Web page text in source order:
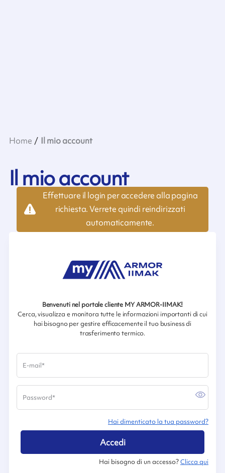
Home Il mio account
Il mio account
Effettuare il login per accedere alla pagina
richiesta. Verrete quindi reindirizzati
automaticamente.
Benvenuti nel portale cliente MY ARMOR-IIMAK!
Cerca, visualizza e monitora tutte le informazioni importanti di cui
hai bisogno per gestire efficacemente il tuo business di
trasferimento termico.
E-mail*
Password*
Hai dimenticato la tua password?
Accedi
Hai bisogno di un accesso?Clicca qui